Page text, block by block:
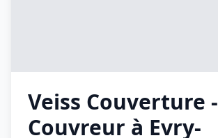
Veiss Couverture -
Couvreur à Evry-